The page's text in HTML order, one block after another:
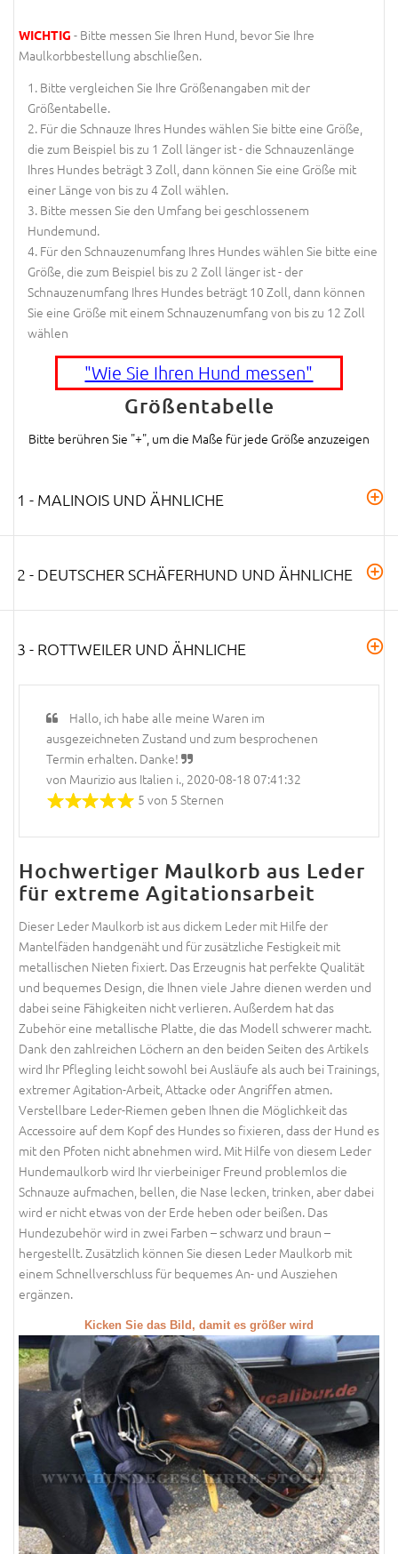
WICHTIG - Bitte messen Sie Ihren Hund, bevor Sie Ihre
Maulkorbbestellung abschließen.
Bitte vergleichen Sie Ihre Größenangaben mit der
Größentabelle.
Für die Schnauze Ihres Hundes wählen Sie bitte eine Größe,
die zum Beispiel bis zu 1 Zoll länger ist - die Schnauzenlänge
Ihres Hundes beträgt 3 Zoll, dann können Sie eine Größe mit
einer Länge von bis zu 4 Zoll wählen.
Bitte messen Sie den Umfang bei geschlossenem
Hundemund.
Für den Schnauzenumfang Ihres Hundes wählen Sie bitte eine
Größe, die zum Beispiel bis zu 2 Zoll länger ist - der
Schnauzenumfang Ihres Hundes beträgt 10 Zoll, dann können
Sie eine Größe mit einem Schnauzenumfang von bis zu 12 Zoll
wählen
"Wie Sie Ihren Hund messen"
Größentabelle
Bitte berühren Sie "+", um die Maße für jede Größe anzuzeigen
1 - MALINOIS UND ÄHNLICHE
2 - DEUTSCHER SCHÄFERHUND UND ÄHNLICHE
3 - ROTTWEILER UND ÄHNLICHE
Hallo, ich habe alle meine Waren im
ausgezeichneten Zustand und zum besprochenen
Termin erhalten. Danke!
von Maurizio aus Italien i., 2020-08-18 07:41:32
5 von 5 Sternen
Hochwertiger Maulkorb aus Leder
für extreme Agitationsarbeit
Dieser Leder Maulkorb ist aus dickem Leder mit Hilfe der
Mantelfäden handgenäht und für zusätzliche Festigkeit mit
metallischen Nieten fixiert. Das Erzeugnis hat perfekte Qualität
und bequemes Design, die Ihnen viele Jahre dienen werden und
dabei seine Fähigkeiten nicht verlieren. Außerdem hat das
Zubehör eine metallische Platte, die das Modell schwerer macht.
Dank den zahlreichen Löchern an den beiden Seiten des Artikels
wird Ihr Pflegling leicht sowohl bei Ausläufe als auch bei Trainings,
extremer Agitation-Arbeit, Attacke oder Angriffen atmen.
Verstellbare Leder-Riemen geben Ihnen die Möglichkeit das
Accessoire auf dem Kopf des Hundes so fixieren, dass der Hund es
mit den Pfoten nicht abnehmen wird. Mit Hilfe von diesem Leder
Hundemaulkorb wird Ihr vierbeiniger Freund problemlos die
Schnauze aufmachen, bellen, die Nase lecken, trinken, aber dabei
wird er nicht etwas von der Erde heben oder beißen. Das
Hundezubehör wird in zwei Farben – schwarz und braun –
hergestellt. Zusätzlich können Sie diesen Leder Maulkorb mit
einem Schnellverschluss für bequemes An- und Ausziehen
ergänzen.
Kicken Sie das Bild, damit es größer wird